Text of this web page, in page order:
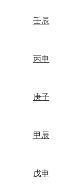
壬辰
丙申
庚子
甲辰
戊申